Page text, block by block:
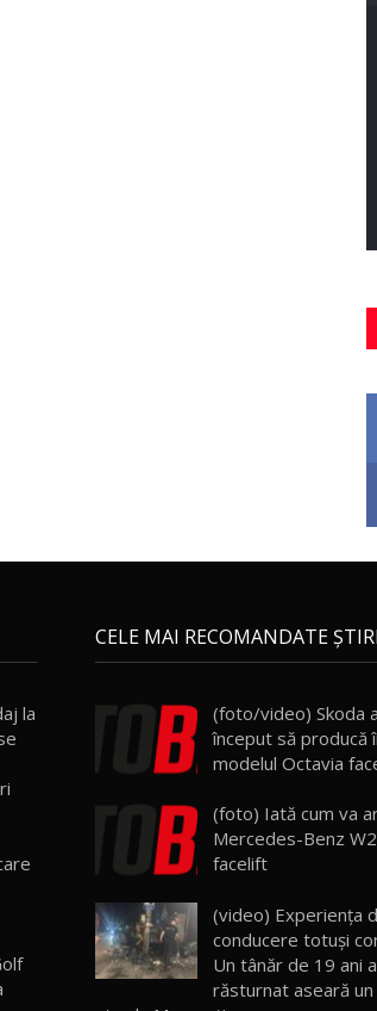
la
CELE MAI RECOMANDATE ȘTIRI
(foto/video) Skoda a
început să producă
modelul Octavia
(foto) Iată cum va
Mercedes-Benz
facelift
(video) Experiența
conducere totuși
Un tânăr de 19 ani a
răsturnat aseară un